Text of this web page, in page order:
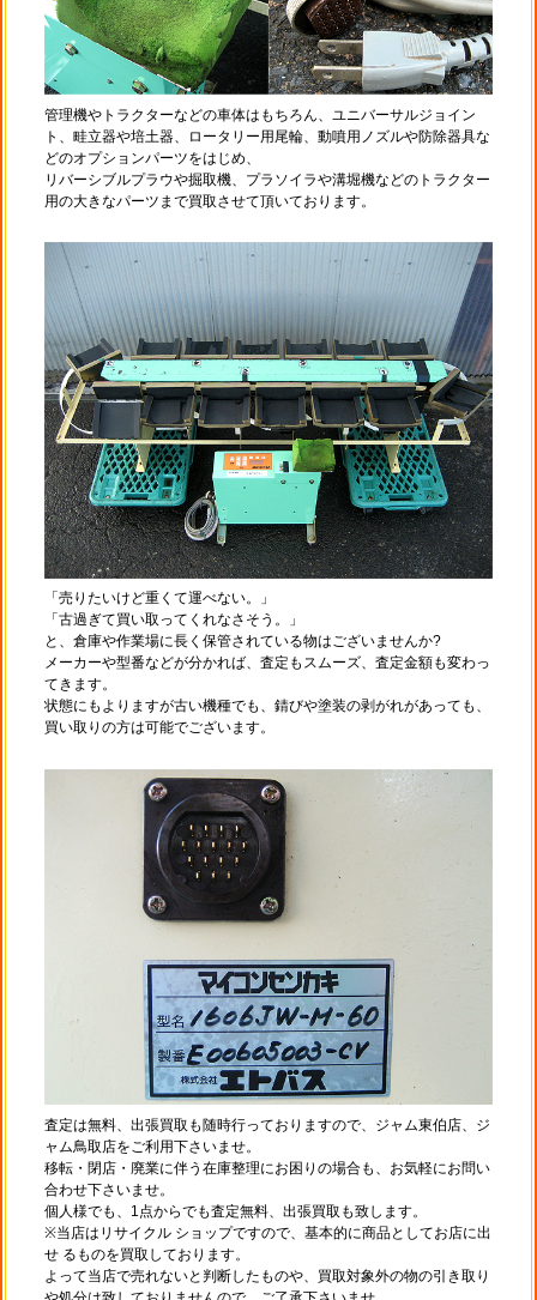
管理機やトラクターなどの車体はもちろん、ユニバーサルジョイン
ト、畦立器や培土器、ロータリー用尾輪、動噴用ノズルや防除器具な
どのオプションパーツをはじめ、
リバーシブルプラウや掘取機、プラソイラや溝堀機などのトラクター
用の大きなパーツまで買取させて頂いております。
「売りたいけど重くて運べない。」
「古過ぎて買い取ってくれなさそう。」
と、倉庫や作業場に長く保管されている物はございませんか?
メーカーや型番などが分かれば、査定もスムーズ、査定金額も変わっ
てきます。
状態にもよりますが古い機種でも、錆びや塗装の剥がれがあっても、
買い取りの方は可能でございます。
査定は無料、出張買取も随時行っておりますので、ジャム東伯店、ジ
ャム鳥取店をご利用下さいませ。
移転・閉店・廃業に伴う在庫整理にお困りの場合も、お気軽にお問い
合わせ下さいませ。
個人様でも、1点からでも査定無料、出張買取も致します。
※当店はリサイクル ショップですので、基本的に商品としてお店に出
せ るものを買取しております。
よって当店で売れないと判断したものや、買取対象外の物の引き取り